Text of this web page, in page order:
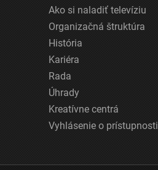
Ako si naladiť televíziu
Organizačná štruktúra
História
Kariéra
Rada
Úhrady
Kreatívne centrá
Vyhlásenie o prístupnosti